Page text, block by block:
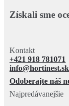
Získali sme
Kontakt
+421 918 781071
info@hortinest.sk
Odoberajte náš
Najpredávanejšie